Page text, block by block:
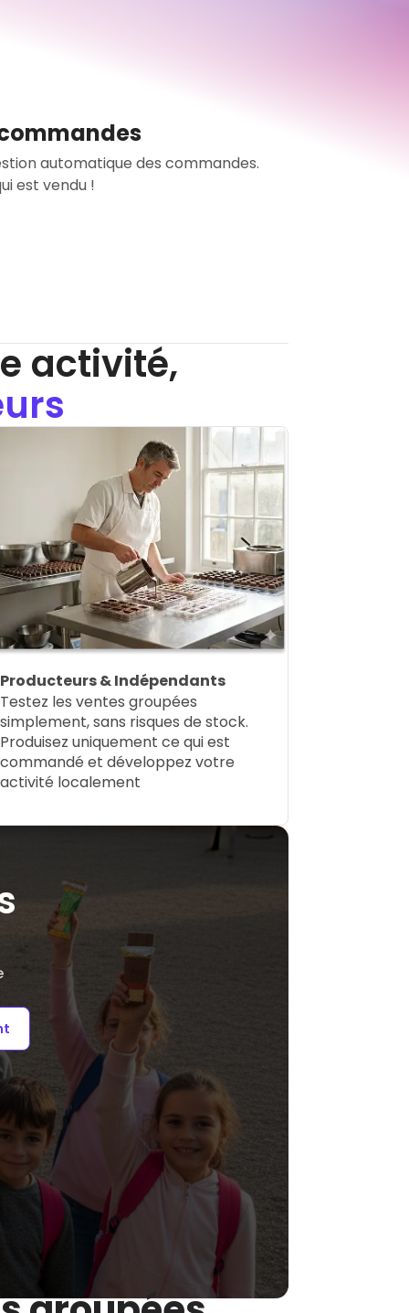
automatique des commandes.
activité,
Producteurs & Indépendants
Testez les ventes groupées
simplement, sans risques de stock.
Produisez uniquement ce qui est
commandé et développez votre
activité localement